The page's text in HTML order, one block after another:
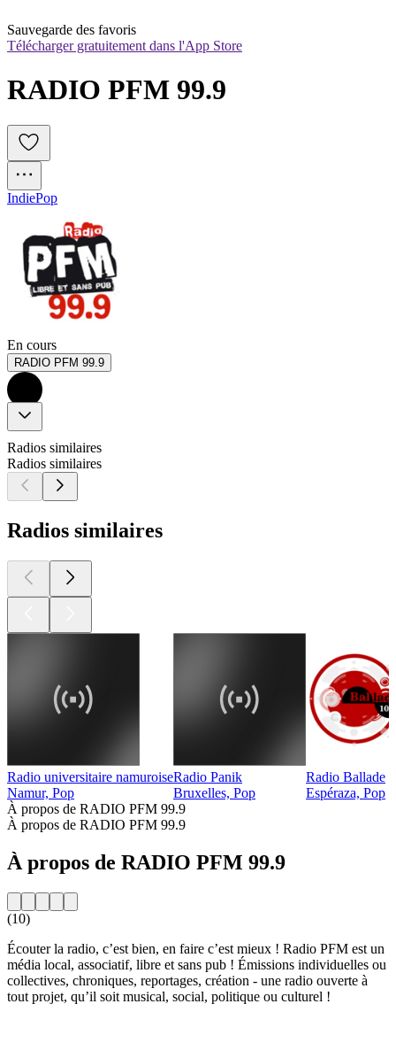
Sauvegarde des favoris
Télécharger gratuitement dans l'App Store
RADIO PFM 99.9
IndiePop
En cours
RADIO PFM 99.9
Radios similaires
Radios similaires
Radios similaires
Radio universitaire namuroise
Namur, Pop
Radio Panik
Bruxelles, Pop
Radio Ballade
Espéraza, Pop
À propos de RADIO PFM 99.9
À propos de RADIO PFM 99.9
À propos de RADIO PFM 99.9
(10)
Écouter la radio, c’est bien, en faire c’est mieux ! Radio PFM est un
média local, associatif, libre et sans pub ! Émissions individuelles ou
collectives, chroniques, reportages, création - une radio ouverte à
tout projet, qu’il soit musical, social, politique ou culturel !